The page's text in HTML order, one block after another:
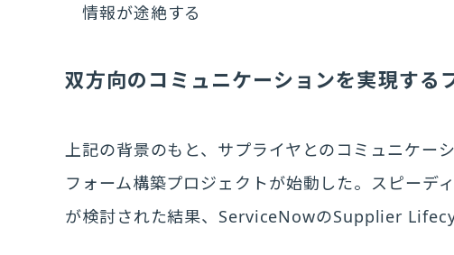
情報が途絶する
双方向のコミュニケーションを実現する
上記の背景のもと、サプライヤとのコミュニケー
フォーム構築プロジェクトが始動した。スピーデ
が検討された結果、ServiceNowのSupplier